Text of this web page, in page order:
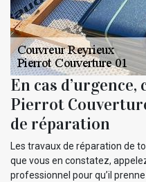
En cas
Pierrot
de réparation
Les travaux de réparation de
que vous en constatez,
professionnel pour qu’il